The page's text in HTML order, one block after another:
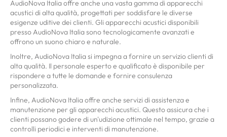
AudioNova Italia offre anche una vasta gamma di apparecchi
acustici di alta qualità, progettati per soddisfare le diverse
esigenze uditive dei clienti. Gli apparecchi acustici disponibili
presso AudioNova Italia sono tecnologicamente avanzati e
offrono un suono chiaro e naturale.
Inoltre, AudioNova Italia si impegna a fornire un servizio clienti di
alta qualità. Il personale esperto e qualificato è disponibile per
rispondere a tutte le domande e fornire consulenza
personalizzata.
Infine, AudioNova Italia offre anche servizi di assistenza e
manutenzione per gli apparecchi acustici. Questo assicura che i
clienti possano godere di un'udizione ottimale nel tempo, grazie a
controlli periodici e interventi di manutenzione.